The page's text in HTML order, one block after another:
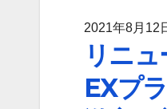
2021年8月12
リニ
EXプ